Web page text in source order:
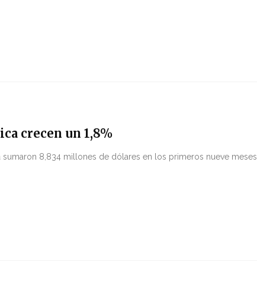
crecen un 1,8%
sumaron 8,834 millones de dólares en los primeros nueve meses